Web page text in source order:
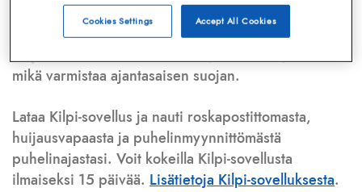
Lisäksi tunnistamme automaattisesti, jos kyseessä on
puhelinhuijarin numero, sähköpostiosoitetai
huijausviesti. Tietokantaamme päivitetään jatkuvasti,
mikä varmistaa ajantasaisen suojan.
Lataa Kilpi-sovellus ja nauti roskapostittomasta,
huijausvapaasta ja puhelinmyynnittömästä
puhelinajastasi. Voit kokeilla Kilpi-sovellusta
ilmaiseksi 15 päivää. Lisätietoja Kilpi-sovelluksesta.
Accept All Cookies
Cookies Settings